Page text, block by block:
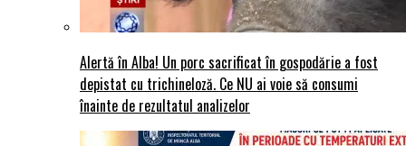
Alertă în Alba! Un porc sacrificat în gospodărie a fost
depistat cu trichineloză. Ce NU ai voie să consumi
înainte de rezultatul analizelor